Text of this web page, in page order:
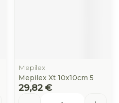
Mepilex
Mepilex Xt 10x10cm 5
29,82 €